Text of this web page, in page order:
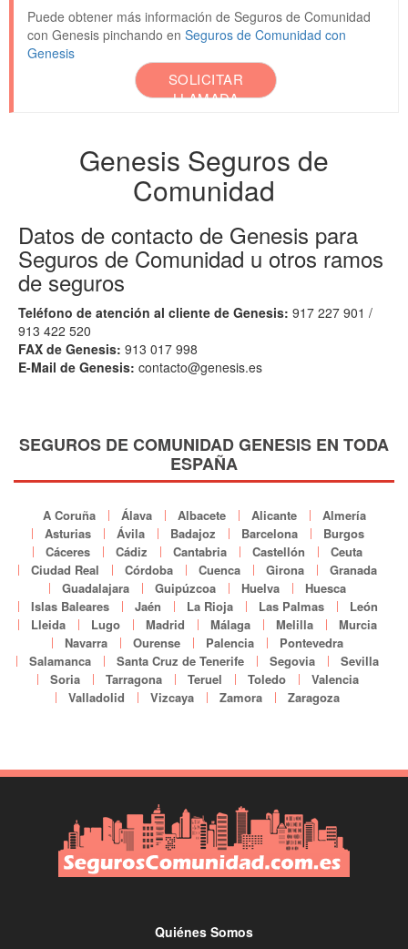
Puede obtener más información de Seguros de Comunidad
con Genesis pinchando en Seguros de Comunidad con
Genesis
SOLICITAR
LLAMADA
Genesis Seguros de
Comunidad
Datos de contacto de Genesis para
Seguros de Comunidad u otros ramos
de seguros
Teléfono de atención al cliente de Genesis: 917 227 901 /
913 422 520
FAX de Genesis: 913 017 998
E-Mail de Genesis: contacto@genesis.es
SEGUROS DE COMUNIDAD GENESIS EN TODA
ESPAÑA
A Coruña Álava Albacete Alicante
Almería
Asturias
Ávila Badajoz Barcelona
Burgos
Cáceres
Cádiz Cantabria Castellón
Ceuta
Ciudad Real
Córdoba Cuenca Girona
Granada
Guadalajara
Guipúzcoa Huelva
Huesca
Islas Baleares
Jaén La Rioja Las Palmas
León
Lleida
Lugo Madrid Málaga Melilla
Murcia
Navarra
Ourense Palencia
Pontevedra
Salamanca
Santa Cruz de Tenerife Segovia
Sevilla
Soria
Tarragona Teruel Toledo
Valencia
Valladolid
Vizcaya Zamora Zaragoza
Quiénes Somos